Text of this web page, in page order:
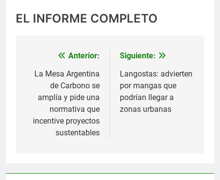
EL INFORME COMPLETO
Navegación
de
entradas
Anterior:
La Mesa Argentina
de Carbono se
amplía y pide una
normativa que
incentive proyectos
sustentables
Siguiente:
Langostas: advierten
por mangas que
podrían llegar a
zonas urbanas